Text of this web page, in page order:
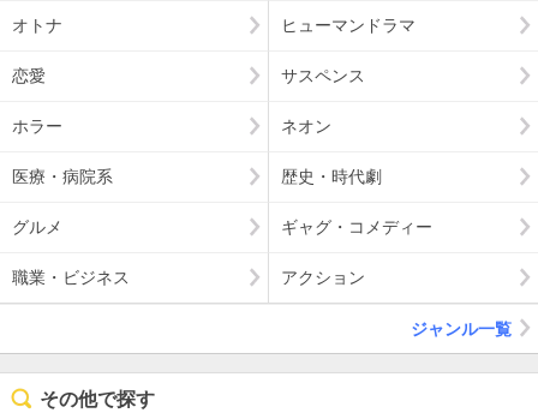
オトナ ヒューマンドラマ
恋愛 サスペンス
ホラー ネオン
医療・病院系 歴史・時代劇
グルメ ギャグ・コメディー
職業・ビジネス アクション
ジャンル一覧
その他で探す